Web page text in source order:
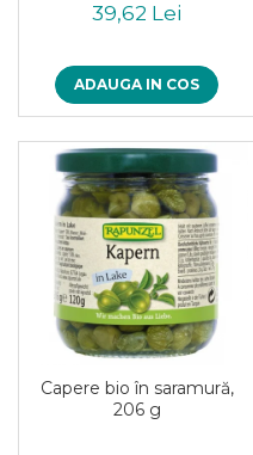
Sucuri si bauturi bio
Sirop bio
Sucuri din fructe si legume bio
Superalimente
Pudre proteice bio
Superalimente bio
Uleiuri, grasimi si otet
Grasimi bio
Otet bio
Ulei bio
Ulei de masline bio
Uleiuri esentiale alimentare bio
Uleiuri Oxyguard
39,62 Lei
ADAUGA IN COS
Capere bio în saramură,
206 g